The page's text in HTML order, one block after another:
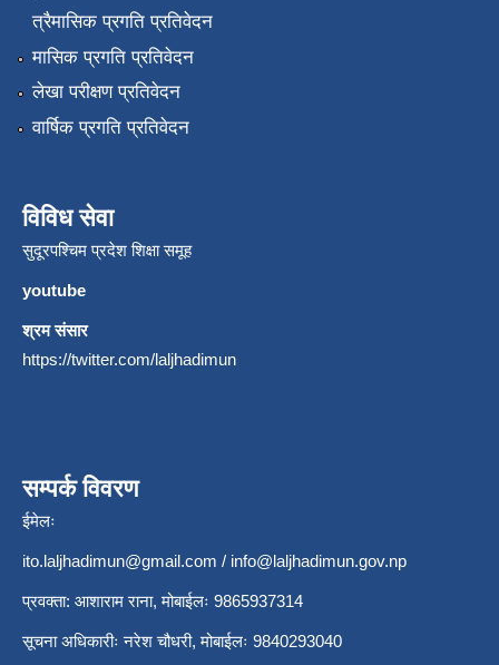
त्रैमासिक प्रगति प्रतिवेदन
मासिक प्रगति प्रतिवेदन
लेखा परीक्षण प्रतिवेदन
वार्षिक प्रगति प्रतिवेदन
विविध सेवा
सुदूरपश्चिम प्रदेश शिक्षा समूह
youtube
श्रम संसार
https://twitter.com/laljhadimun
सम्पर्क विवरण
ईमेलः
ito.laljhadimun@gmail.com / info@laljhadimun.gov.np
प्रवक्ता: आशाराम राना, मोबाईलः 9865937314
सूचना अधिकारीः नरेश चौधरी, मोबाईलः 9840293040